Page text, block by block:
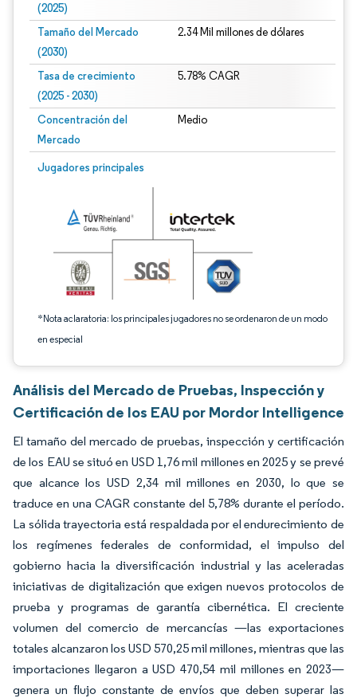
(2025)
Tamaño del Mercado
(2030)
2.34 Mil millones de dólares
Tasa de crecimiento
(2025 - 2030)
5.78% CAGR
Concentración del
Mercado
Medio
Jugadores principales
*Nota aclaratoria: los principales jugadores no se ordenaron de un modo
en especial
Imagen © Mordor Intelligence. El uso requiere atribución según CC BY 4.0.
Análisis del Mercado de Pruebas, Inspección y
Certificación de los EAU por Mordor Intelligence
El tamaño del mercado de pruebas, inspección y certificación
de los EAU se situó en USD 1,76 mil millones en 2025 y se prevé
que alcance los USD 2,34 mil millones en 2030, lo que se
traduce en una CAGR constante del 5,78% durante el período.
La sólida trayectoria está respaldada por el endurecimiento de
los regímenes federales de conformidad, el impulso del
gobierno hacia la diversificación industrial y las aceleradas
iniciativas de digitalización que exigen nuevos protocolos de
prueba y programas de garantía cibernética. El creciente
volumen del comercio de mercancías —las exportaciones
totales alcanzaron los USD 570,25 mil millones, mientras que las
importaciones llegaron a USD 470,54 mil millones en 2023—
genera un flujo constante de envíos que deben superar las